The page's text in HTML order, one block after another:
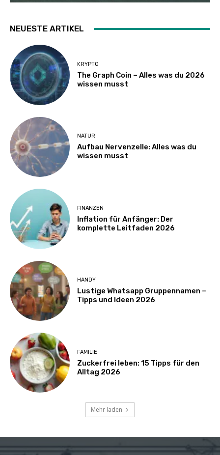
NEUESTE ARTIKEL
KRYPTO
The Graph Coin – Alles was du 2026
wissen musst
NATUR
Aufbau Nervenzelle: Alles was du
wissen musst
FINANZEN
Inflation für Anfänger: Der
komplette Leitfaden 2026
HANDY
Lustige Whatsapp Gruppennamen –
Tipps und Ideen 2026
FAMILIE
Zuckerfrei leben: 15 Tipps für den
Alltag 2026
Mehr laden